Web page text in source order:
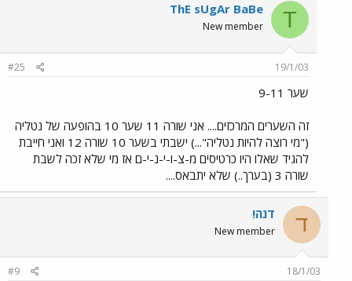
T
ThE sUgAr BaBe
New member
19/1/03
#25
שער 9-11
זה השערים המרכזים.... אני שורה 11 שער 10 בהופעה של נטליה
("מי רוצה להיות נטליה"...) ישבתי בשער 10 שורה 12 ואני חייבת
להגיד שאלו היו כרטיסים מ-צ-ו-י-נ-י-ם אז מי שלא זכה לשבת
שורה 3 (בערך..) שלא יתבאס....
ד דנה!
New member
18/1/03
#9